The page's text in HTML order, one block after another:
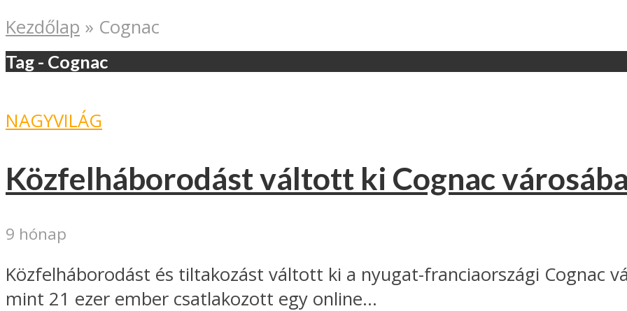
Kezdőlap » Cognac
Tag - Cognac
NAGYVILÁG
Közfelháborodást váltott ki Cognac
9 hónap
Közfelháborodást és tiltakozást váltott ki a nyugat-franciaországi Cognac
mint 21 ezer ember csatlakozott egy online...